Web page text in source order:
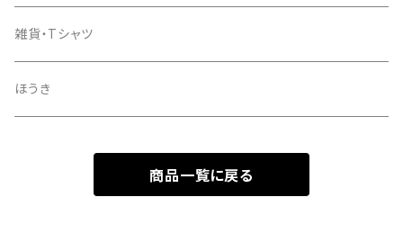
雑貨・Tシャツ
ほうき
商品一覧に戻る